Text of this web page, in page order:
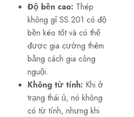
Độ bền cao: Thép
không gỉ SS 201 có độ
bền kéo tốt và có thể
được gia cường thêm
bằng cách gia công
nguội.
Không từ tính: Khi ở
trạng thái ủ, nó không
có từ tính, nhưng khi